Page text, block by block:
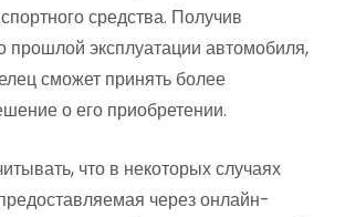
средства. Получив
эксплуатации автомобиля,
сможет принять более
о его приобретении.
что в некоторых случаях
через онлайн-